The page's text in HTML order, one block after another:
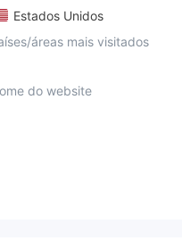
Estados Unidos
áreas mais visitados
do website